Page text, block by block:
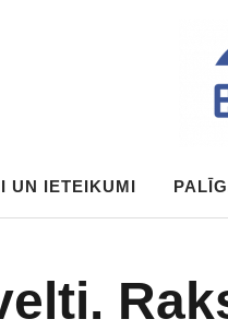
UN IETEIKUMI